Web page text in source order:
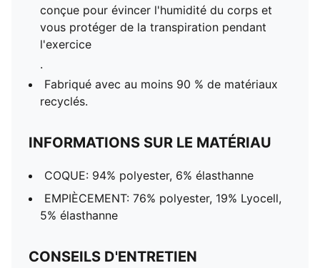
conçue pour évincer l'humidité du corps et
vous protéger de la transpiration pendant
l'exercice
.
Fabriqué avec au moins 90 % de matériaux
recyclés.
INFORMATIONS SUR LE MATÉRIAU
COQUE: 94% polyester, 6% élasthanne
EMPIÈCEMENT: 76% polyester, 19% Lyocell,
5% élasthanne
CONSEILS D'ENTRETIEN